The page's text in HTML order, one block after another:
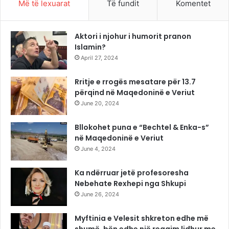
Më të lexuarat Të fundit Komentet
Aktori i njohur i humorit pranon
Islamin?
April 27, 2024
Rritje e rrogës mesatare për 13.7
përqind në Maqedoninë e Veriut
June 20, 2024
Bllokohet puna e “Bechtel & Enka-s”
në Maqedoninë e Veriut
June 4, 2024
Ka ndërruar jetë profesoresha
Nebehate Rexhepi nga Shkupi
June 26, 2024
Myftinia e Velesit shkreton edhe më